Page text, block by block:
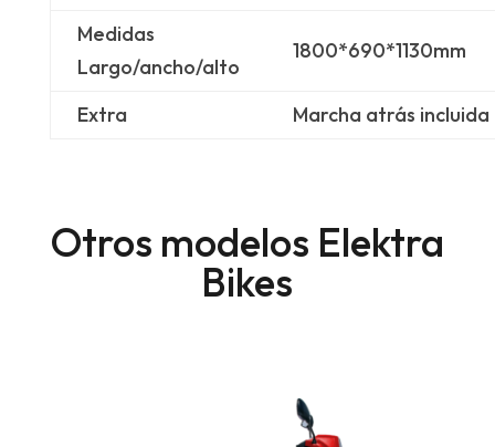
Medidas
Largo/ancho/alto
1800*690*1130mm
Extra Marcha atrás incluida
Otros modelos Elektra
Bikes